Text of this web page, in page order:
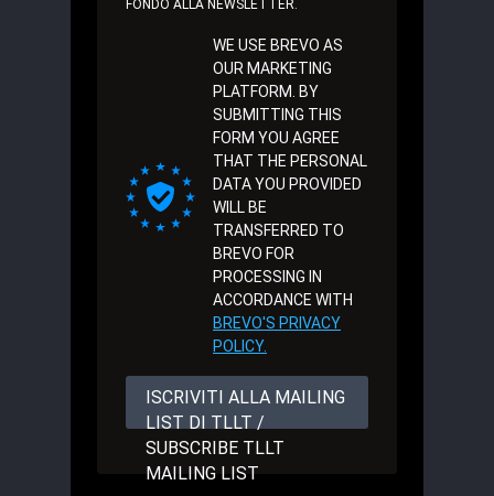
FONDO ALLA NEWSLETTER.
WE USE BREVO AS
OUR MARKETING
PLATFORM. BY
SUBMITTING THIS
FORM YOU AGREE
THAT THE PERSONAL
DATA YOU PROVIDED
WILL BE
TRANSFERRED TO
BREVO FOR
PROCESSING IN
ACCORDANCE WITH
BREVO'S PRIVACY
POLICY.
ISCRIVITI ALLA MAILING
LIST DI TLLT /
SUBSCRIBE TLLT
MAILING LIST